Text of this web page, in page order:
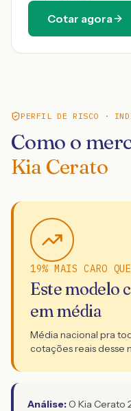
Cotar agora
PERFIL DE RISCO ·
Como o
Kia Cerato
19% MAIS CARO
Este modelo
em média
Média nacional pra
cotações reais desse
Análise: O Kia Cerato